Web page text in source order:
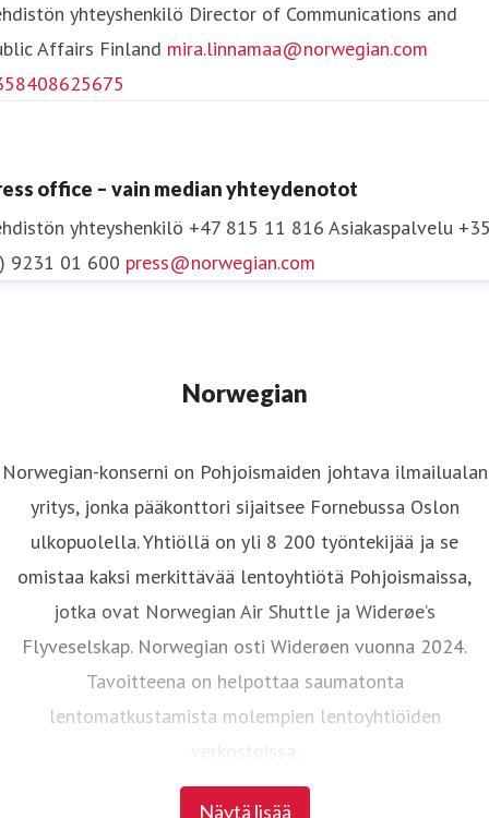
yhteyshenkilö Director of Communications and
Affairs Finland mira.linnamaa@norwegian.com
office – vain median yhteydenotot
yhteyshenkilö +47 815 11 816 Asiakaspalvelu
9231 01 600 press@norwegian.com
Norwegian
Näytä lisää
Norwegian-konserni on Pohjoismaiden johtava ilmailualan
yritys, jonka pääkonttori sijaitsee Fornebussa Oslon
ulkopuolella. Yhtiöllä on yli 8 200 työntekijää ja se
omistaa kaksi merkittävää lentoyhtiötä Pohjoismaissa,
jotka ovat Norwegian Air Shuttle ja Widerøe’s
Flyveselskap. Norwegian osti Widerøen vuonna 2024.
Tavoitteena on helpottaa saumatonta
lentomatkustamista molempien lentoyhtiöiden
verkostoissa.